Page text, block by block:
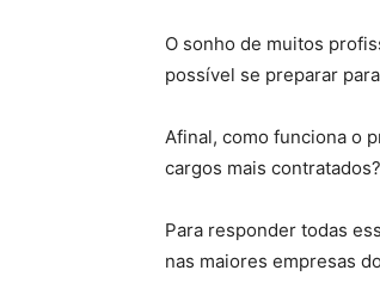
O sonho de muitos
possível se preparar
Afinal, como funciona o
cargos mais contratados?
Para responder todas
nas maiores empresas